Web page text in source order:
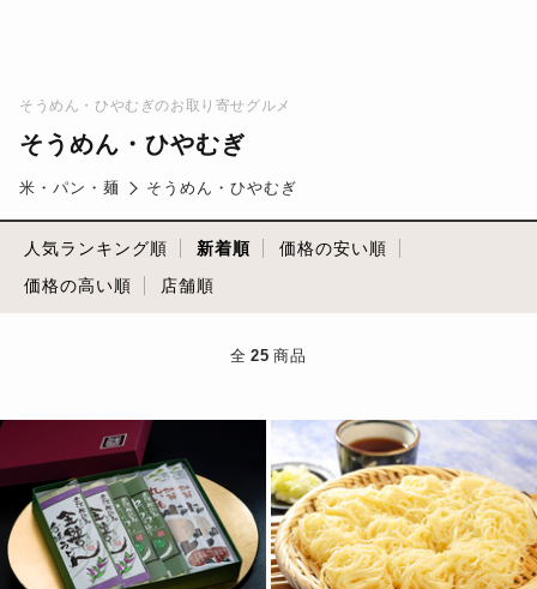
そうめん・ひやむぎのお取り寄せグルメ
そうめん・ひやむぎ
米・パン・麺 そうめん・ひやむぎ
人気ランキング順 新着順
価格の安い順
価格の高い順
店舗順
全 25 商品